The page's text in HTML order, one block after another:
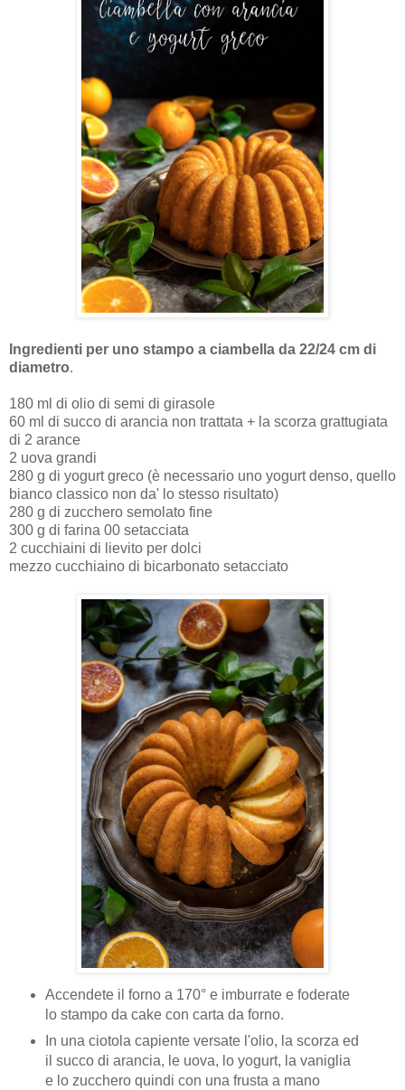
Ingredienti per uno stampo a ciambella da 22/24 cm di
diametro.
180 ml di olio di semi di girasole
60 ml di succo di arancia non trattata + la scorza grattugiata
di 2 arance
2 uova grandi
280 g di yogurt greco (è necessario uno yogurt denso, quello
bianco classico non da' lo stesso risultato)
280 g di zucchero semolato fine
300 g di farina 00 setacciata
2 cucchiaini di lievito per dolci
mezzo cucchiaino di bicarbonato setacciato
Accendete il forno a 170° e imburrate e foderate
lo stampo da cake con carta da forno.
In una ciotola capiente versate l'olio, la scorza ed
il succo di arancia, le uova, lo yogurt, la vaniglia
e lo zucchero quindi con una frusta a mano